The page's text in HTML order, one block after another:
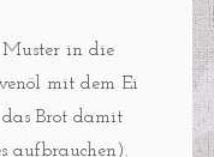
in die
mit dem Ei
Brot damit
aufbrauchen).